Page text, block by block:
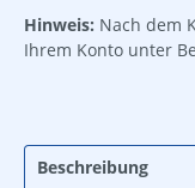
Hinweis: Nach dem
Ihrem Konto unter
Beschreibung